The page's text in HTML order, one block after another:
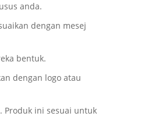
anda.
dengan mesej
bentuk.
dengan logo atau
Produk ini sesuai untuk